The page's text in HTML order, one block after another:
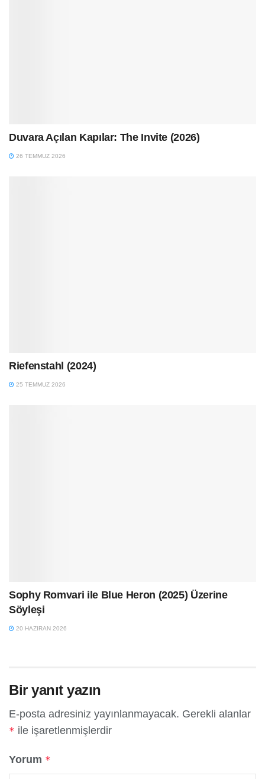
Duvara Açılan Kapılar: The Invite (2026)
26 TEMMUZ 2026
Riefenstahl (2024)
25 TEMMUZ 2026
Sophy Romvari ile Blue Heron (2025) Üzerine
Söyleşi
20 HAZIRAN 2026
Bir yanıt yazın
E-posta adresiniz yayınlanmayacak. Gerekli alanlar
* ile işaretlenmişlerdir
Yorum *